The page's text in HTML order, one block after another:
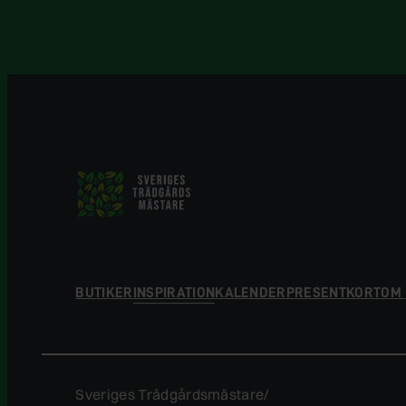
BUTIKER INSPIRATION KALENDER PRESENTKORTOM
Sveriges Trädgårdsmästare/